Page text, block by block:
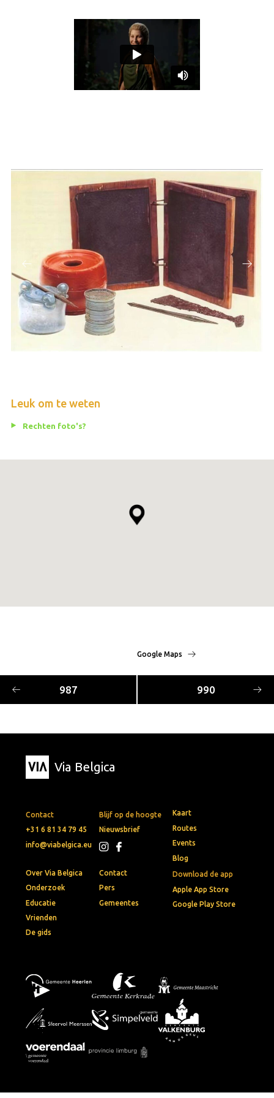
Leuk om te weten
Rechten foto's?
Google Maps
987 990
Via Belgica
Contact
+31 6 81 34 79 45
info@viabelgica.eu
Blijf op de hoogte
Nieuwsbrief
Download de app
Apple App Store
Google Play Store
Kaart
Routes
Events
Blog
Over Via Belgica
Onderzoek
Educatie
Vrienden
De gids
Contact
Pers
Gemeentes